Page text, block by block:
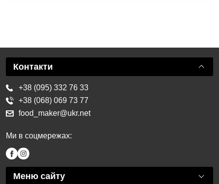
Меню сайту
Контакти
+38 (095) 332 76 33
+38 (068) 069 73 77
food_maker@ukr.net
Ми в соцмережах: